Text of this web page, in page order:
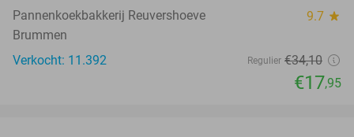
Pannenkoekbakkerij Reuvershoeve 9.7 star
Brummen
Verkocht: 11.392
Regulier €34,10
€17,95